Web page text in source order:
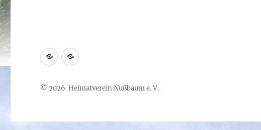
ImpressumDatenschutzerklärung
© 2026 Heimatverein Nußbaum e. V.